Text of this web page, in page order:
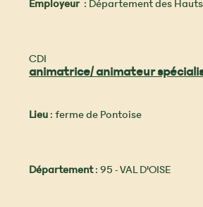
Employeur: Département des
CDI
animatrice/ animateur
Lieu: ferme de Pontoise
Département: 95 - VAL D'OISE